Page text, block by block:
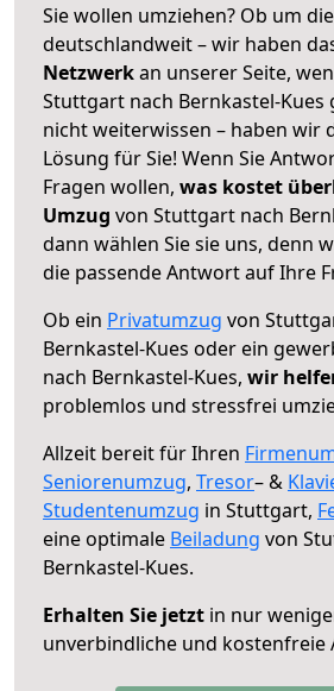
Sie wollen umziehen? Ob um
deutschlandweit – wir haben
Netzwerkan unserer Seite,
Stuttgart nach Bernkastel-Kues
nicht weiterwissen – haben wir
Lösung für Sie! Wenn Sie
Fragen wollen, was kostet
Umzug von Stuttgart nach
dann wählen Sie sie uns, denn
die passende Antwort auf Ihre
Ob ein Privatumzug von
Bernkastel-Kues oder ein
nach Bernkastel-Kues, wir
problemlos und stressfrei
Allzeit bereit für Ihren
Seniorenumzug, Tresor– &
Studentenumzug in Stuttgart,
eine optimale Beiladung von
Bernkastel-Kues.
Erhalten Sie jetzt in nur
unverbindliche und kostenfreie